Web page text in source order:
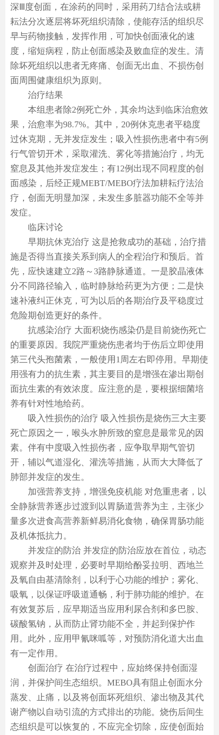
深Ⅲ度创面，在涂药的同时，采用药刀结合法或耕
耘法分次逐层将坏死组织清除，使能存活的组织尽
早与药物接触，发挥作用，可加快创面液化的速
度，缩短病程，防止创面感染及败血症的发生。清
除坏死组织以患者无疼痛、创面无出血、不损伤创
面周围健康组织为原则。
治疗结果
本组患者除2例死亡外，其余均达到临床治愈效
果，治愈率为98.7%。其中，20例休克患者平稳度
过休克期，无并发症发生；吸入性损伤患者中有5例
行气管切开术，采取灌洗、雾化等措施治疗，均无
窒息及其他并发症发生；有12例出现不同程度的创
面感染，后经正规MEBT/MEBO疗法加耕耘疗法治
疗，创面无明显加深，未发生多脏器功能不全等并
发症。
临床讨论
早期抗休克治疗 这是抢救成功的基础，治疗措
施是否得当直接关系到病人的全程治疗和预后。首
先，应快速建立2路～3路静脉通道。一是胶晶液体
分不同路径输入，临时静脉给药更为方便；二是快
速补液纠正休克，可为以后的各期治疗及平稳度过
危险期创造更好的条件。
抗感染治疗 大面积烧伤感染仍是目前烧伤死亡
的重要原因。我院严重烧伤患者均于伤后立即使用
第三代头孢菌素，一般使用1周左右即停用。早期使
用强有力的抗生素，其主要目的是增强在渗出期创
面抗生素的有效浓度。应注意的是，要根据细菌培
养有针对性地给药。
吸入性损伤的治疗 吸入性损伤是烧伤三大主要
死亡原因之一，喉头水肿所致的窒息是最常见的因
素。伴有中度吸入性损伤者，应争取早期气管切
开，辅以气道湿化、灌洗等措施，从而大大降低了
肺部并发症的发生。
加强营养支持，增强免疫机能 对危重患者，以
全静脉营养逐步过渡到以胃肠道营养为主，主张少
量多次进食高营养新鲜易消化食物，确保胃肠功能
及机体抵抗力。
并发症的防治 并发症的防治应放在首位，动态
观察并及时处理，必要时早期给酚妥拉明、西地兰
及氧自由基清除剂，以利于心功能的维护；雾化、
吸氧，以保证呼吸道通畅，利于肺功能的维护。在
有效复苏后，应早期适当应用利尿合剂和多巴胺、
碳酸氢钠，从而防止肾功能不全，并起到保护作
用。此外，应用甲氰咪呱等，对预防消化道大出血
有一定作用。
创面治疗 在治疗过程中，应始终保持创面湿
润，并保护间生态组织。MEBO具有阻止创面水分
蒸发、止痛，以及将创面坏死组织、渗出物及其代
谢产物以自动引流的方式排出的功能。烧伤后间生
态组织是可以恢复的，不应完全切除，应使创面始